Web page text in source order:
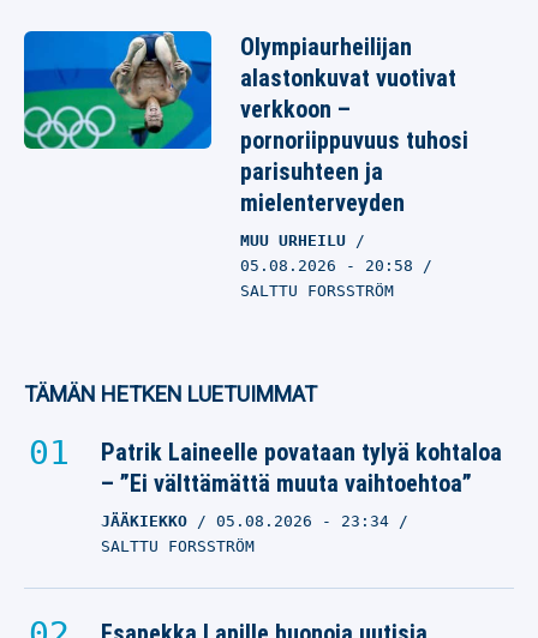
Olympiaurheilijan
alastonkuvat vuotivat
verkkoon –
pornoriippuvuus tuhosi
parisuhteen ja
mielenterveyden
MUU URHEILU
05.08.2026 - 20:58
SALTTU FORSSTRÖM
TÄMÄN HETKEN LUETUIMMAT
Patrik Laineelle povataan tylyä kohtaloa
– ”Ei välttämättä muuta vaihtoehtoa”
JÄÄKIEKKO 05.08.2026 - 23:34
SALTTU FORSSTRÖM